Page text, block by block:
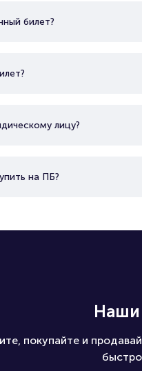
билет?
лицу?
на ПБ?
Наши
покупайте и